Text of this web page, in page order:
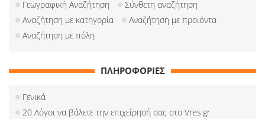
Γεωγραφική Αναζήτηση
Σύνθετη αναζήτηση
Αναζήτηση με κατηγορία
Αναζήτηση με προιόντα
Αναζήτηση με πόλη
ΠΛΗΡΟΦΟΡΙΕΣ
Γενικά
20 Λόγοι να βάλετε την επιχείρησή σας στο Vres.gr